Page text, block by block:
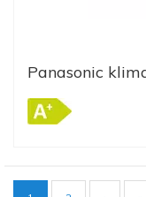
Panasonic